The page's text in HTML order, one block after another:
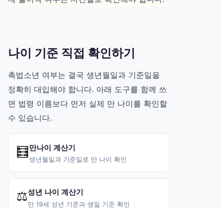
나이 기준 직접 확인하기
촉법소년 여부는 결국 생년월일과 기준일을
정확히 대입해야 합니다. 아래 도구를 함께 쓰
면 법령 이름보다 먼저 실제 만 나이를 확인할
수 있습니다.
🧮만나이 계산기
생년월일과 기준일로 만 나이 확인
⚖성년 나이 계산기
만 19세 성년 기준과 생일 기준 확인